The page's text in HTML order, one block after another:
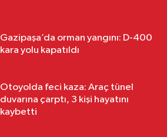
Gazipaşa’da orman yangını: D-400
kara yolu kapatıldı
Otoyolda feci kaza: Araç tünel
duvarına çarptı, 3 kişi hayatını
kaybetti